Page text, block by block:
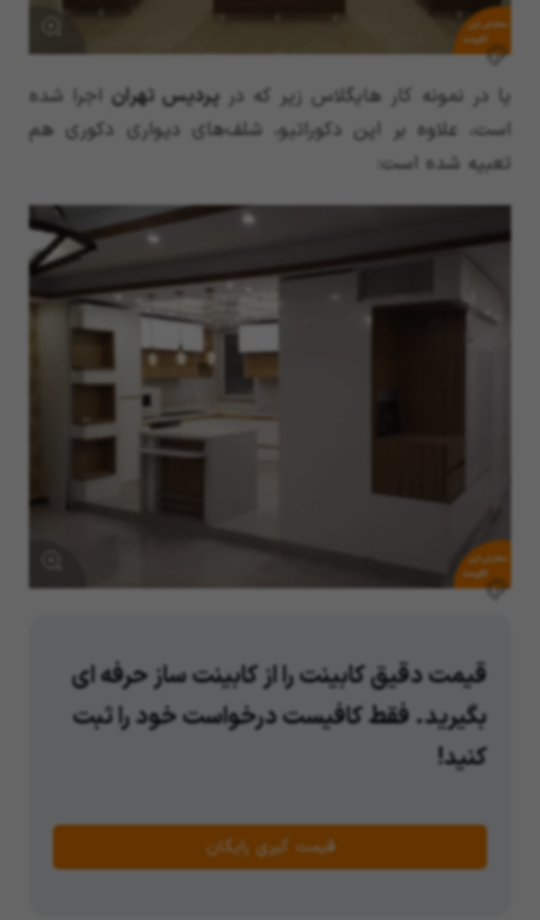
سفارش این
کابینت
یا در نمونه کار هایگلاس زیر که درپردیس تهران اجرا شده
است، علاوه بر اپن دکوراتیو، شلف‌های دیواری دکوری هم
تعبیه شده است:
سفارش این
کابینت
قیمت دقیق کابینت را از کابینت ساز حرفه ای
بگیرید. فقط کافیست درخواست خود را ثبت
کنید!
قیمت گیریِ رایگان